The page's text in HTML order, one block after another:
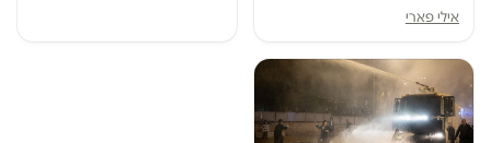
אילי פארי